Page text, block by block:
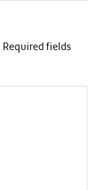
Required fields